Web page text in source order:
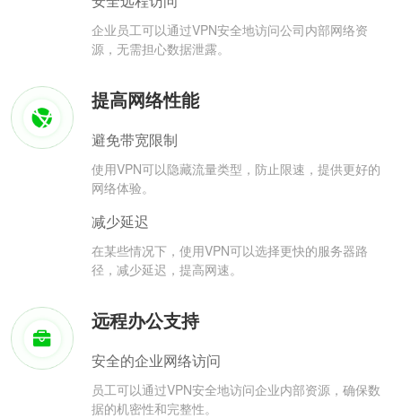
企业员工可以通过VPN安全地访问公司内部网络资
源，无需担心数据泄露。
提高网络性能
避免带宽限制
使用VPN可以隐藏流量类型，防止限速，提供更好的
网络体验。
减少延迟
在某些情况下，使用VPN可以选择更快的服务器路
径，减少延迟，提高网速。
远程办公支持
安全的企业网络访问
员工可以通过VPN安全地访问企业内部资源，确保数
据的机密性和完整性。